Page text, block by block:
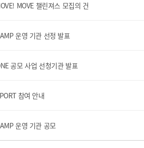
MOVE 챌린져스 모집의 건
운영 기관 선정 발표
공모 사업 선청기관 발표
참여 안내
운영 기관 공모